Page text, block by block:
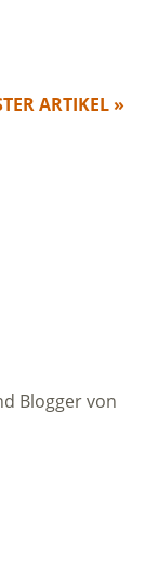
ARTIKEL »
Blogger von